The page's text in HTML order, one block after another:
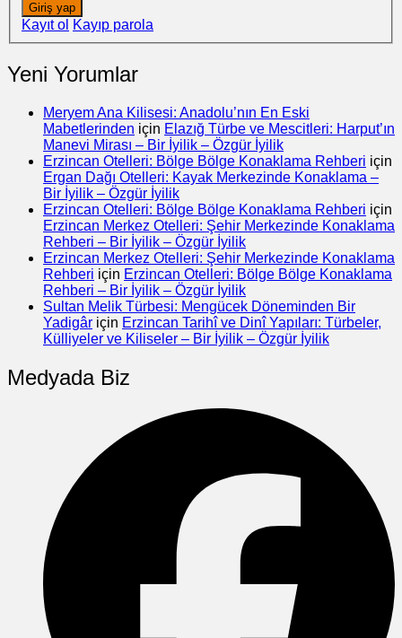
Giriş yap
Kayıt ol Kayıp parola
Yeni Yorumlar
Meryem Ana Kilisesi: Anadolu’nın En Eski
Mabetlerinden için Elazığ Türbe ve Mescitleri: Harput’ın
Manevi Mirası – Bir İyilik – Özgür İyilik
Erzincan Otelleri: Bölge Bölge Konaklama Rehberi için
Ergan Dağı Otelleri: Kayak Merkezinde Konaklama –
Bir İyilik – Özgür İyilik
Erzincan Otelleri: Bölge Bölge Konaklama Rehberi için
Erzincan Merkez Otelleri: Şehir Merkezinde Konaklama
Rehberi – Bir İyilik – Özgür İyilik
Erzincan Merkez Otelleri: Şehir Merkezinde Konaklama
Rehberi için Erzincan Otelleri: Bölge Bölge Konaklama
Rehberi – Bir İyilik – Özgür İyilik
Sultan Melik Türbesi: Mengücek Döneminden Bir
Yadigâr için Erzincan Tarihî ve Dinî Yapıları: Türbeler,
Külliyeler ve Kiliseler – Bir İyilik – Özgür İyilik
Medyada Biz